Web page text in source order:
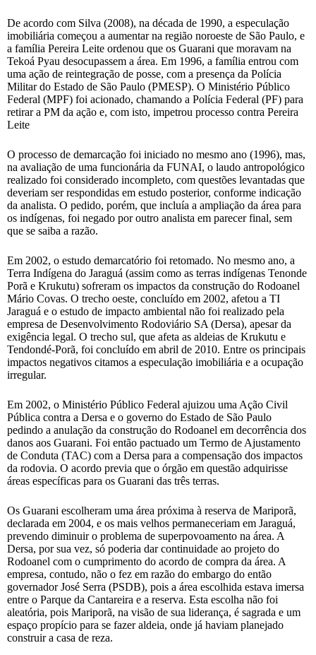
De acordo com Silva (2008), na década de 1990, a especulação
imobiliária começou a aumentar na região noroeste de São Paulo, e
a família Pereira Leite ordenou que os Guarani que moravam na
Tekoá Pyau desocupassem a área. Em 1996, a família entrou com
uma ação de reintegração de posse, com a presença da Polícia
Militar do Estado de São Paulo (PMESP). O Ministério Público
Federal (MPF) foi acionado, chamando a Polícia Federal (PF) para
retirar a PM da ação e, com isto, impetrou processo contra Pereira
Leite
O processo de demarcação foi iniciado no mesmo ano (1996), mas,
na avaliação de uma funcionária da FUNAI, o laudo antropológico
realizado foi considerado incompleto, com questões levantadas que
deveriam ser respondidas em estudo posterior, conforme indicação
da analista. O pedido, porém, que incluía a ampliação da área para
os indígenas, foi negado por outro analista em parecer final, sem
que se saiba a razão.
Em 2002, o estudo demarcatório foi retomado. No mesmo ano, a
Terra Indígena do Jaraguá (assim como as terras indígenas Tenonde
Porã e Krukutu) sofreram os impactos da construção do Rodoanel
Mário Covas. O trecho oeste, concluído em 2002, afetou a TI
Jaraguá e o estudo de impacto ambiental não foi realizado pela
empresa de Desenvolvimento Rodoviário SA (Dersa), apesar da
exigência legal. O trecho sul, que afeta as aldeias de Krukutu e
Tendondé-Porã, foi concluído em abril de 2010. Entre os principais
impactos negativos citamos a especulação imobiliária e a ocupação
irregular.
Em 2002, o Ministério Público Federal ajuizou uma Ação Civil
Pública contra a Dersa e o governo do Estado de São Paulo
pedindo a anulação da construção do Rodoanel em decorrência dos
danos aos Guarani. Foi então pactuado um Termo de Ajustamento
de Conduta (TAC) com a Dersa para a compensação dos impactos
da rodovia. O acordo previa que o órgão em questão adquirisse
áreas específicas para os Guarani das três terras.
Os Guarani escolheram uma área próxima à reserva de Mariporã,
declarada em 2004, e os mais velhos permaneceriam em Jaraguá,
prevendo diminuir o problema de superpovoamento na área. A
Dersa, por sua vez, só poderia dar continuidade ao projeto do
Rodoanel com o cumprimento do acordo de compra da área. A
empresa, contudo, não o fez em razão do embargo do então
governador José Serra (PSDB), pois a área escolhida estava imersa
entre o Parque da Cantareira e a reserva. Esta escolha não foi
aleatória, pois Mariporã, na visão de sua liderança, é sagrada e um
espaço propício para se fazer aldeia, onde já haviam planejado
construir a casa de reza.